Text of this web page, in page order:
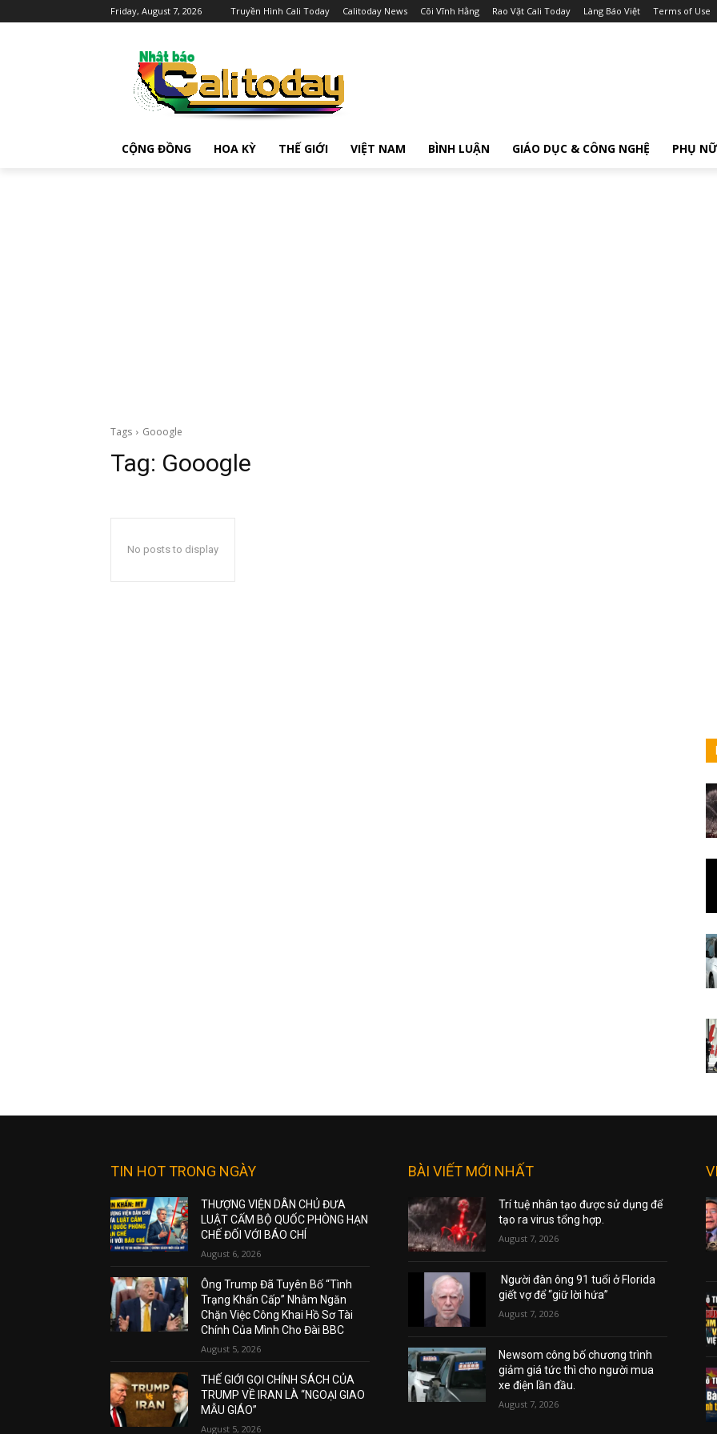
Friday, August 7, 2026 Truyền Hình Cali Today Calitoday News Cõi Vĩnh Hằng Rao Vặt Cali Today Làng Báo Việt Terms of Use
CỘNG ĐỒNG HOA KỲ THẾ GIỚI VIỆT NAM BÌNH LUẬN GIÁO DỤC & CÔNG NGHỆ PHỤ NỮ
Tags Gooogle
Tag: Gooogle
No posts to display
TIN HOT TRONG NGÀY
THƯỢNG VIỆN DÂN CHỦ ĐƯA
LUẬT CẤM BỘ QUỐC PHÒNG HẠN
CHẾ ĐỐI VỚI BÁO CHÍ
August 6, 2026
Ông Trump Đã Tuyên Bố “Tình
Trạng Khẩn Cấp” Nhằm Ngăn
Chặn Việc Công Khai Hồ Sơ Tài
Chính Của Mình Cho Đài BBC
August 5, 2026
THẾ GIỚI GỌI CHÍNH SÁCH CỦA
TRUMP VỀ IRAN LÀ “NGOẠI GIAO
MẪU GIÁO”
August 5, 2026
BÀI VIẾT MỚI NHẤT
Trí tuệ nhân tạo được sử dụng để
tạo ra virus tổng hợp.
August 7, 2026
Người đàn ông 91 tuổi ở Florida
giết vợ để “giữ lời hứa”
August 7, 2026
Newsom công bố chương trình
giảm giá tức thì cho người mua
xe điện lần đầu.
August 7, 2026